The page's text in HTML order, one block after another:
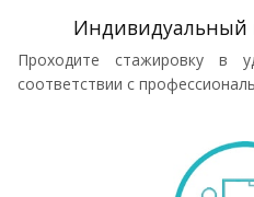
Индивидуальный
Проходите стажировку в
соответствии с